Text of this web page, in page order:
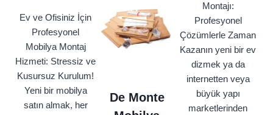
Ev ve Ofisiniz İçin
Profesyonel
Mobilya Montaj
Hizmeti: Stressiz ve
Kusursuz Kurulum!
Yeni bir mobilya
satın almak, her
De Monte
Montajı:
Profesyonel
Çözümlerle Zaman
Kazanın yeni bir ev
dizmek ya da
internetten veya
büyük yapı
marketlerinden